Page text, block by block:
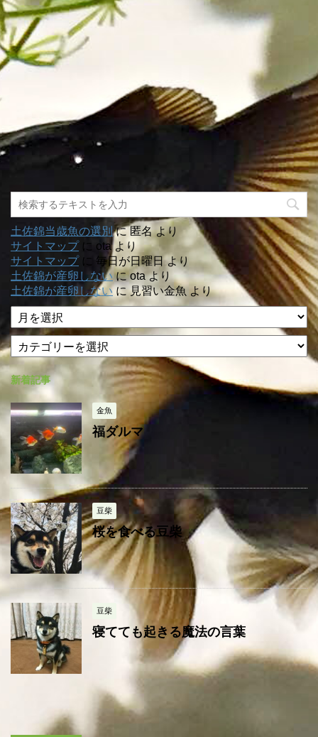
土佐錦当歳魚の選別に匿名より
サイトマップに otaより
サイトマップに 毎日が日曜日より
土佐錦が産卵しないにotaより
土佐錦が産卵しないに見習い金魚 より
ア
ー
カ
イ
ブ
カ
テ
ゴ
リ
ー
新着記事
金魚
福ダルマ
豆柴
桜を食べる豆柴
豆柴
寝てても起きる魔法の言葉